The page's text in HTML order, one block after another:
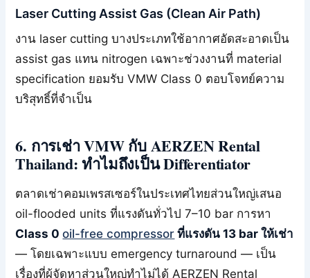
Laser Cutting Assist Gas (Clean Air Path)
งาน laser cutting บางประเภทใช้อากาศอัดสะอาดเป็น
assist gas แทน nitrogen เฉพาะช่วงงานที่ material
specification ยอมรับ VMW Class 0 ตอบโจทย์ความ
บริสุทธิ์ที่จำเป็น
6. การเช่า VMW กับ AERZEN Rental
Thailand: ทำไมถึงเป็น Differentiator
ตลาดเช่าคอมเพรสเซอร์ในประเทศไทยส่วนใหญ่เสนอ
oil-flooded units ที่แรงดันทั่วไป 7–10 bar การหา
Class 0oil-free compressor ที่แรงดัน 13 bar ให้เช่า
— โดยเฉพาะแบบ emergency turnaround — เป็น
เรื่องที่ผู้จัดหาส่วนใหญ่ทำไม่ได้ AERZEN Rental